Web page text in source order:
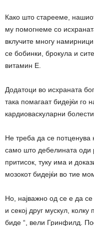
Како што старееме,
му помогнеме со
вклучите многу
се бобинки, брокула и
витамин Е.
Додатоци во исхраната
така помагаат бидејќи го
кардиоваскуларни болести.
Не треба да се
само што дебелината оди
притисок, туку има и
мозокот бидејќи во тие
Но, најважно од се е да
и секој друг мускул,
биде “, вели Гринфилд.